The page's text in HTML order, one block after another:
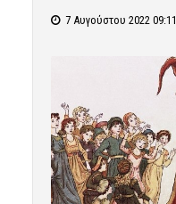
7 Αυγούστου 2022 09:11